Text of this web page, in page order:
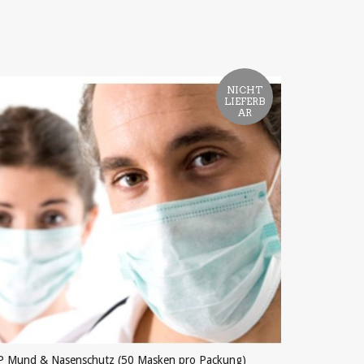
NICHT
LIEFERB
AR
Mund & Nasenschutz (50 Masken pro Packung)